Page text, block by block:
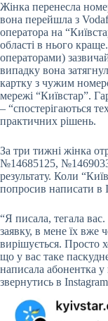
Жінка перенесла
вона перейшла з
оператора на
області в нього
операторами)
випадку вона
картку з чужим
мережі “Київстар”.
– “спостерігаються
практичних рішень.
За три тижні жінка
№14685125,
результату. Коли
попросив написати в
“Я писала, тегала
заявку, в мене їх вже
вирішується. Просто
що у вас таке
написала абонентка у
звернутись в